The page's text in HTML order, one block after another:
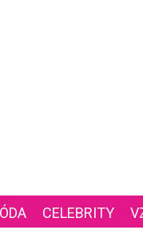
CELEBRITY